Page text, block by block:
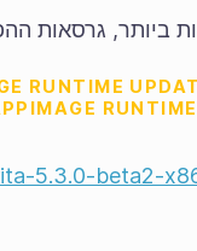
ביותר, גרסאות
RUNTIME
5.3.0-beta2-